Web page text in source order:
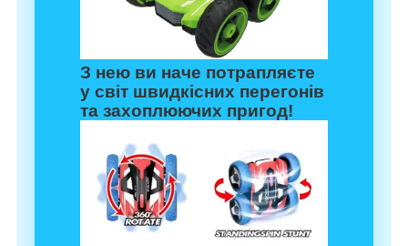
З нею ви наче потрапляєте
у світ швидкісних перегонів
та захоплюючих пригод!